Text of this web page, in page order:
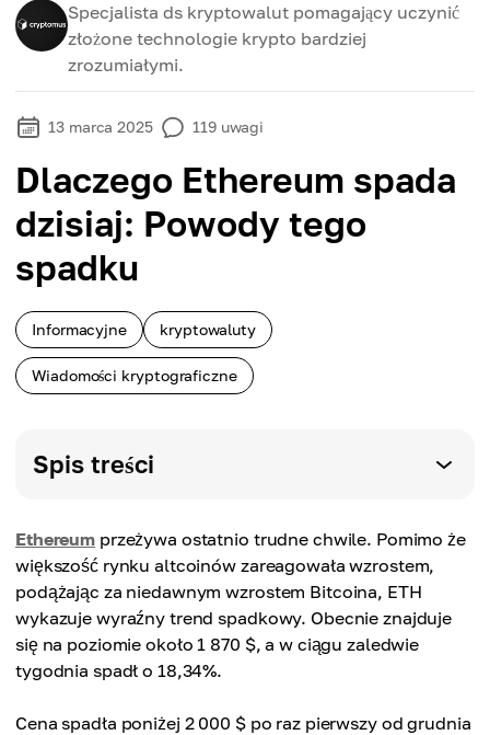
Specjalista ds kryptowalut pomagający uczynić
złożone technologie krypto bardziej
zrozumiałymi.
13 marca 2025 119 uwagi
Dlaczego Ethereum spada
dzisiaj: Powody tego
spadku
Informacyjne kryptowaluty
Wiadomości kryptograficzne
Spis treści
Ethereum przeżywa ostatnio trudne chwile. Pomimo że
większość rynku altcoinów zareagowała wzrostem,
podążając za niedawnym wzrostem Bitcoina, ETH
wykazuje wyraźny trend spadkowy. Obecnie znajduje
się na poziomie około 1 870 $, a w ciągu zaledwie
tygodnia spadł o 18,34%.
Cena spadła poniżej 2 000 $ po raz pierwszy od grudnia